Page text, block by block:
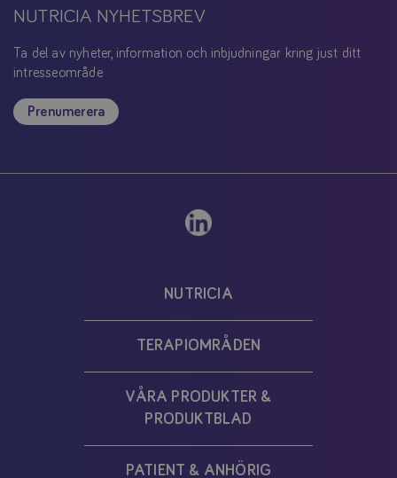
NUTRICIA NYHETSBREV
Ta del av nyheter, information och inbjudningar kring just ditt
intresseområde
Prenumerera
NUTRICIA
TERAPIOMRÅDEN
VÅRA PRODUKTER &
PRODUKTBLAD
PATIENT & ANHÖRIG